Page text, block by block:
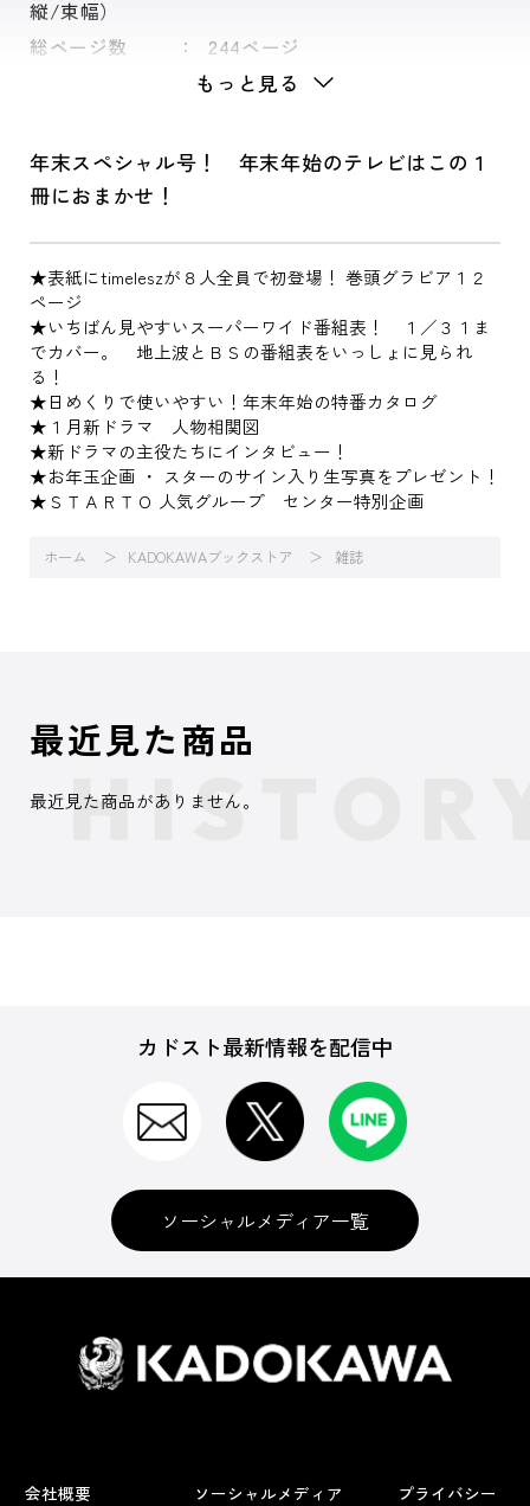
縦/束幅）
総ページ数 244ページ
もっと見る
年末スペシャル号！ 年末年始のテレビはこの１
冊におまかせ！
★表紙にtimeleszが８人全員で初登場！ 巻頭グラビア１２
ページ
★いちばん見やすいスーパーワイド番組表！ １／３１ま
でカバー。 地上波とＢＳの番組表をいっしょに見られ
る！
★日めくりで使いやすい！年末年始の特番カタログ
★１月新ドラマ 人物相関図
★新ドラマの主役たちにインタビュー！
★お年玉企画 ・ スターのサイン入り生写真をプレゼント！
★ＳＴＡＲＴＯ 人気グループ センター特別企画
ホーム KADOKAWAブックストア 雑誌
最近見た商品
最近見た商品がありません。
カドスト最新情報を配信中
ソーシャルメディア一覧
会社概要 ソーシャルメディア
プライバシー